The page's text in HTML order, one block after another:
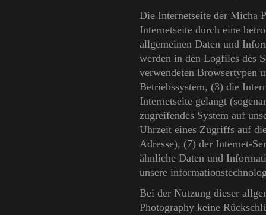
Die Internetseite der Micha
Internetseite durch eine
allgemeinen Daten und
werden in den Logfiles des
verwendeten Browsertypen
Betriebssystem, (3) die
Internetseite gelangt
zugreifendes System auf
Uhrzeit eines Zugriffs auf
Adresse), (7) der Internet-
ähnliche Daten und
unsere
Bei der Nutzung dieser
Photography keine